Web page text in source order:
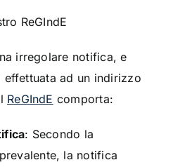
irregolare notifica, e
ad un indirizzo
ReGIndE comporta:
: Secondo la
la notifica